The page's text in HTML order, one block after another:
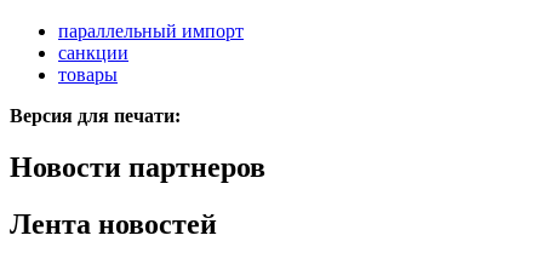
параллельный импорт
санкции
товары
Версия для печати:
Новости партнеров
Лента новостей